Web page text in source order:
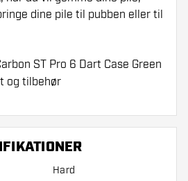
dine pile til pubben eller til
ST Pro 6 Dart Case Green
og tilbehør
Hard